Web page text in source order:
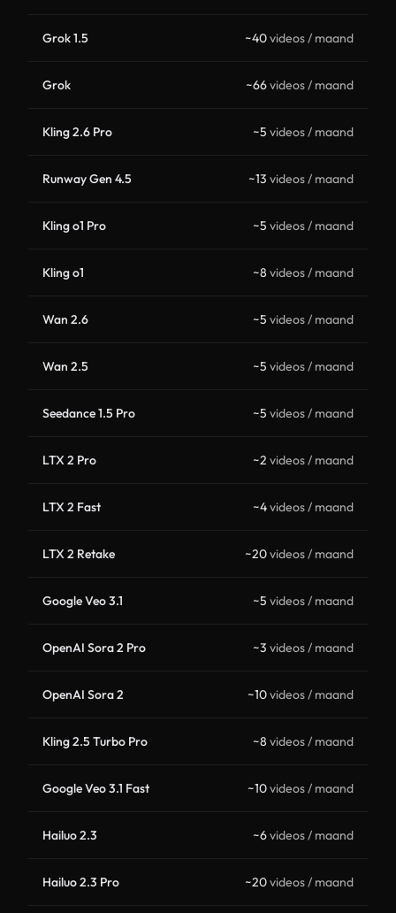
Grok 1.5 ~40videos / maand
Grok ~66videos / maand
Kling 2.6 Pro ~5 videos / maand
Runway Gen 4.5 ~13 videos / maand
Kling o1 Pro ~5 videos / maand
Kling o1 ~8 videos / maand
Wan 2.6 ~5 videos / maand
Wan 2.5 ~5 videos / maand
Seedance 1.5 Pro ~5 videos / maand
LTX 2 Pro ~2 videos / maand
LTX 2 Fast ~4videos / maand
LTX 2 Retake ~20videos / maand
Google Veo 3.1 ~5 videos / maand
OpenAI Sora 2 Pro ~3 videos / maand
OpenAI Sora 2 ~10videos / maand
Kling 2.5 Turbo Pro ~8 videos / maand
Google Veo 3.1 Fast ~10videos / maand
Hailuo 2.3 ~6videos / maand
Hailuo 2.3 Pro ~20videos / maand